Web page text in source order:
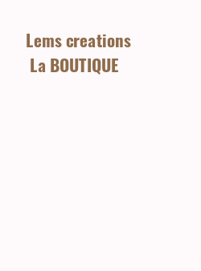
Lems creations
La BOUTIQUE